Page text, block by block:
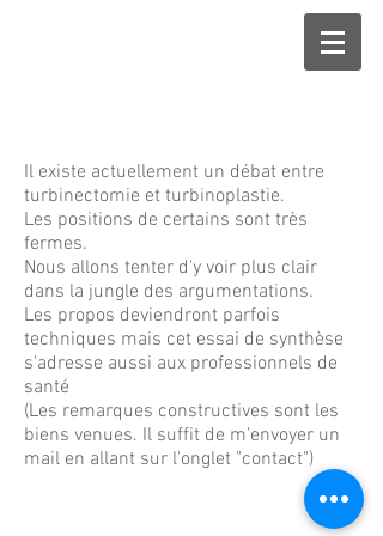
Il existe actuellement un débat entre
turbinectomie et turbinoplastie.
Les positions de certains sont très
fermes.
Nous allons tenter d'y voir plus clair
dans la jungle des argumentations.
Les propos deviendront parfois
techniques mais cet essai de synthèse
s'adresse aussi aux professionnels de
santé
(Les remarques constructives sont les
biens venues. Il suffit de m'envoyer un
mail en allant sur l'onglet "contact")